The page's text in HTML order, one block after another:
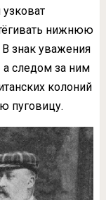
нижнюю
знак уважения
следом за ним
колоний
пуговицу.